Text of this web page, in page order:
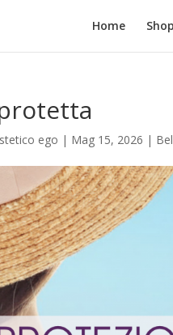
Home
ego | Mag 15, 2026 |